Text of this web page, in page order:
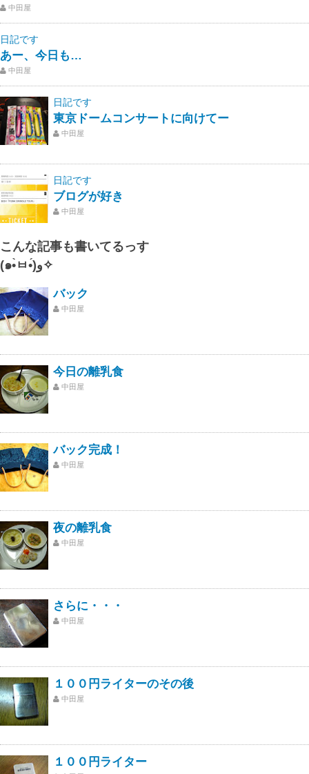
中田屋
日記です
あー、今日も…
中田屋
日記です
東京ドームコンサートに向けてー
中田屋
日記です
ブログが好き
中田屋
こんな記事も書いてるっす
(๑•̀ㅂ•́)و✧
バック
中田屋
今日の離乳食
中田屋
バック完成！
中田屋
夜の離乳食
中田屋
さらに・・・
中田屋
１００円ライターのその後
中田屋
１００円ライター